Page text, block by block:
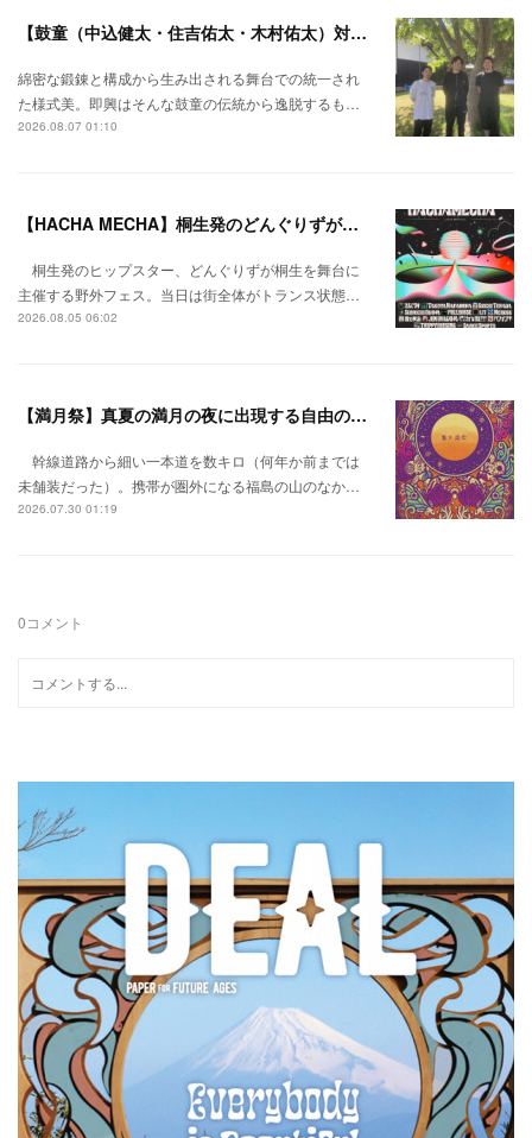
【鼓童（中込健太・住吉佑太・木村佑太）対談】即興で得られる新たな感覚。
綿密な鍛錬と構成から生み出される舞台での統一され
た様式美。即興はそんな鼓童の伝統から逸脱するも…
2026.08.07 01:10
【HACHA MECHA】桐生発のどんぐりずが桐生をハチャメチャに彩る。
桐生発のヒップスター、どんぐりずが桐生を舞台に
主催する野外フェス。当日は街全体がトランス状態…
2026.08.05 06:02
【満月祭】真夏の満月の夜に出現する自由の桃源郷。
幹線道路から細い一本道を数キロ（何年か前までは
未舗装だった）。携帯が圏外になる福島の山のなか…
2026.07.30 01:19
0コメント